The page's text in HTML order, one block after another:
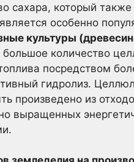
сахара, который
особенно
культуры
количество
посредством
гидролиз.
произведено из
выращенных